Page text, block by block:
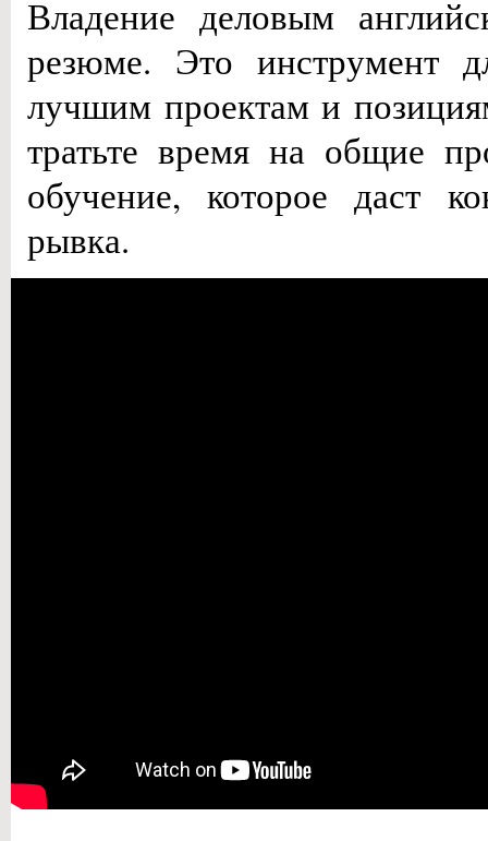
Владение деловым
резюме. Это инструмент
лучшим проектам и
тратьте время на общие
обучение, которое даст
рывка.